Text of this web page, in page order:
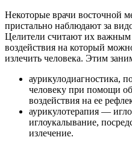
Некоторые врачи восточной
пристально наблюдают за
Целители считают их
воздействия на который
излечить человека. Этим
аурикулодиагностика,
человеку при помощи
воздействия на ее
аурикулотерапия —
иглоукалывание,
излечение.